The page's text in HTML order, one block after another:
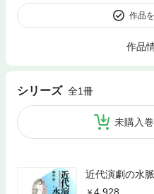
作品
作品
シリーズ 全1冊
未購入
近代演劇の水
4,928